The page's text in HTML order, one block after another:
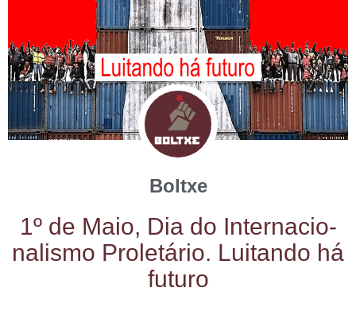
Boltxe
1º de Maio, Dia do Inter­na­cio­
na­lis­mo Pro­le­tá­rio. Lui­tan­do há
futuro